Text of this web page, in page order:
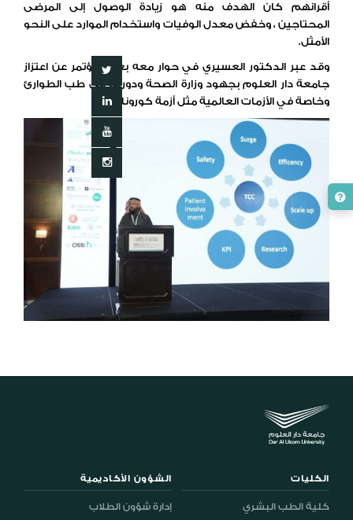
أقرانهم كان الهدف منه هو زيادة الوصول إلى المرضى
المحتاجين ، وخفض معدل الوفيات واستخدام الموارد على النحو
الأمثل.
وقد عبر الدكتور العسيري في حوار معه بعد المؤتمر عن اعتزاز
جامعة دار العلوم بجهود وزارة الصحة ودورها في طب الطوارئ
وخاصة في الأزمات العالمية مثل أزمة كورونا .
الكليات
كلية الطب البشري
الشؤون الأكاديمية
إدارة شؤون الطلاب